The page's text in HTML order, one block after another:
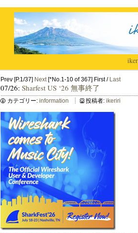
Prev [P.1/37] Next[*No.1-10 of 367] First / Last
07/26: Sharfest US ‘26 無事終了
カテゴリー: information 投稿者: ikeriri